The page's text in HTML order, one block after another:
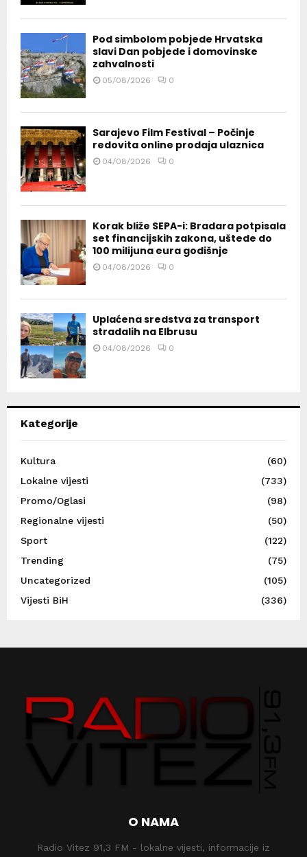
Pod simbolom pobjede Hrvatska
slavi Dan pobjede i domovinske
zahvalnosti
05/08/2026 0
Sarajevo Film Festival – Počinje
redovita online prodaja ulaznica
04/08/2026 0
Korak bliže SEPA-i: Bradara potpisala
set financijskih zakona, uštede do
100 milijuna eura godišnje
04/08/2026 0
Uplaćena sredstva za transport
stradalih na Elbrusu
04/08/2026 0
Kategorije
Kultura
(60)
Lokalne vijesti
(733)
Promo/Oglasi
(98)
Regionalne vijesti
(50)
Sport
(122)
Trending
(75)
Uncategorized
(105)
Vijesti BiH
(336)
O NAMA
Radio Vitez 91,3 FM - lokalne vijesti, informacije iz